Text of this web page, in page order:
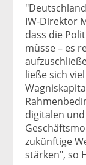
IW-Direktor
dass die
müsse – es
ließe sich
digitalen
zukünftige
stärken", so